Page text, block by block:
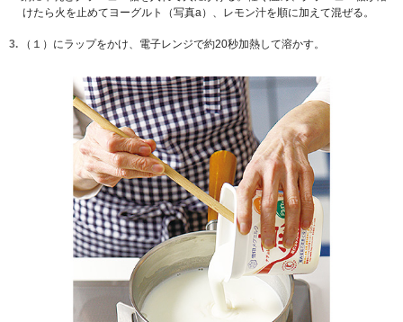
けたら火を止めてヨーグルト（写真a）、レモン汁を順に加えて混ぜる。
3. （１）にラップをかけ、電子レンジで約20秒加熱して溶かす。